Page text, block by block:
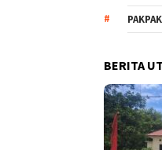
BERITA